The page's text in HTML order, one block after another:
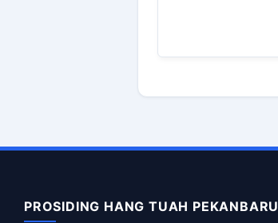
PROSIDING HANG TUAH PEKANBARU